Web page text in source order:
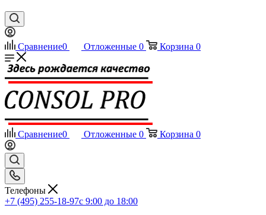
Сравнение0 Отложенные 0 Корзина 0
Сравнение0 Отложенные 0 Корзина 0
Телефоны
+7 (495) 255-18-97с 9:00 до 18:00